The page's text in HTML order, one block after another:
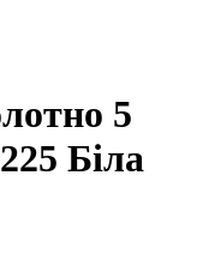
5
Біла